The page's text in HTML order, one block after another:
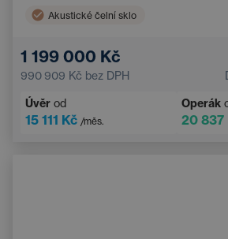
Akustické čelní sklo
Předpínač bezpečnostních pásů
Vzdálená správa vozu skrze mobilní
1 199 000 Kč
990 909 Kč bez DPH
Úvěr od
15 111 Kč /měs.
Operák
20 837